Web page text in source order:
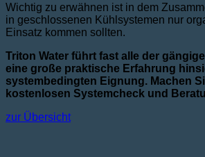
Wichtig zu erwähnen ist in dem
in geschlossenen Kühlsystemen nur
Einsatz kommen sollten.
Triton Water führt fast alle der
eine große praktische Erfahrung
systembedingten Eignung. Machen
kostenlosen Systemcheck und
zur Übersicht